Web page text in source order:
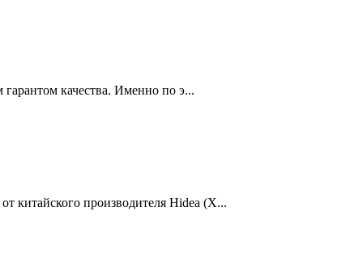
качества. Именно по э...
китайского производителя Hidea (Х...